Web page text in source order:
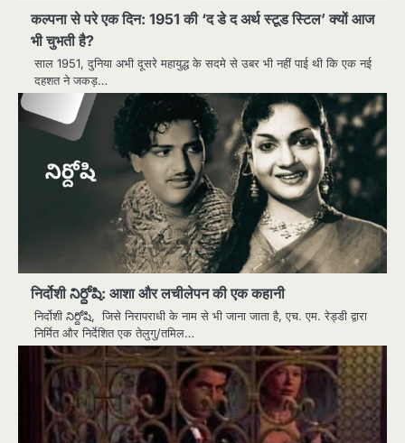
कल्पना से परे एक दिन: 1951 की ‘द डे द अर्थ स्टूड स्टिल’ क्यों आज
भी चुभती है?
साल 1951, दुनिया अभी दूसरे महायुद्ध के सदमे से उबर भी नहीं पाई थी कि एक नई
दहशत ने जकड़…
निर्दोशी నిర్దోషి: आशा और लचीलेपन की एक कहानी
निर्दोशी నిర్దోషి, जिसे निरापराधी के नाम से भी जाना जाता है, एच. एम. रेड्डी द्वारा
निर्मित और निर्देशित एक तेलुगु/तमिल…